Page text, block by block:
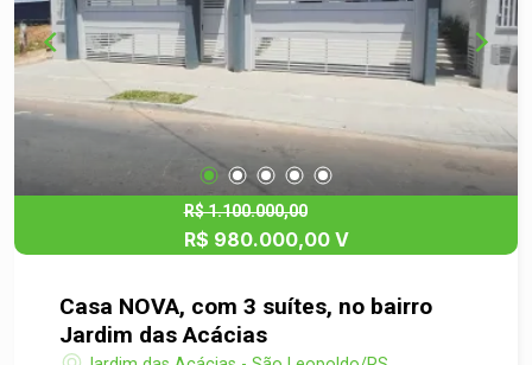
preparado oferece a possibilidade de adaptação
conforme o estilo de vida do futuro morador.
Localizada em uma região tranquila no Jardim
das Acácias, com fácil acesso e boa vizinhança,
é uma opção equilibrada para quem busca
conforto e praticidade no dia a dia. Um imóvel
equilibrado, com conforto e potencial na medida
R$ 1.100.000,00
R$ 980.000,00 V
Casa NOVA, com 3 suítes, no bairro
Jardim das Acácias